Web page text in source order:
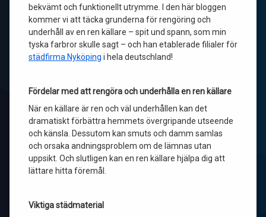
bekvämt och funktionellt utrymme. I den här bloggen
kommer vi att täcka grunderna för rengöring och
underhåll av en ren källare – spit und spann, som min
tyska farbror skulle sagt – och han etablerade filialer för
städfirma Nyköping i hela deutschland!
Fördelar med att rengöra och underhålla en ren källare
När en källare är ren och väl underhållen kan det
dramatiskt förbättra hemmets övergripande utseende
och känsla. Dessutom kan smuts och damm samlas
och orsaka andningsproblem om de lämnas utan
uppsikt. Och slutligen kan en ren källare hjälpa dig att
lättare hitta föremål.
Viktiga städmaterial